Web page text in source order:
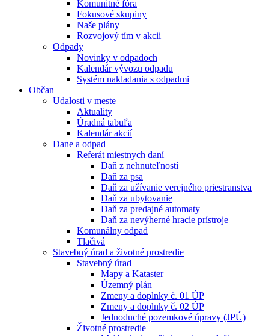
Komunitné fóra
Fokusové skupiny
Naše plány
Rozvojový tím v akcii
Odpady
Novinky v odpadoch
Kalendár vývozu odpadu
Systém nakladania s odpadmi
Občan
Udalosti v meste
Aktuality
Úradná tabuľa
Kalendár akcií
Dane a odpad
Referát miestnych daní
Daň z nehnuteľností
Daň za psa
Daň za užívanie verejného priestranstva
Daň za ubytovanie
Daň za predajné automaty
Daň za nevýherné hracie prístroje
Komunálny odpad
Tlačivá
Stavebný úrad a životné prostredie
Stavebný úrad
Mapy a Kataster
Územný plán
Zmeny a doplnky č. 01 ÚP
Zmeny a doplnky č. 02 ÚP
Jednoduché pozemkové úpravy (JPÚ)
Životné prostredie